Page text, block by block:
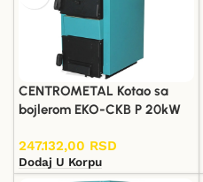
CENTROMETAL Kotao sa
bojlerom EKO-CKB P 20kW
247.132,00 RSD
Dodaj U Korpu